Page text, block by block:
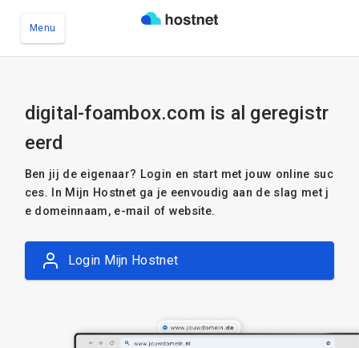
Menu
digital-foambox.com is al geregistr
eerd
Ben jij de eigenaar? Login en start met jouw online suc
ces. In Mijn Hostnet ga je eenvoudig aan de slag met j
e domeinnaam, e-mail of website.
Login Mijn Hostnet